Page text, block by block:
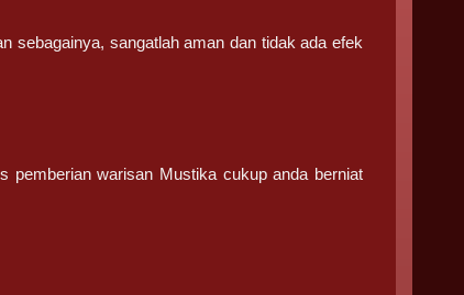
sebagainya, sangatlah aman dan tidak ada efek
pemberian warisan Mustika cukup anda berniat